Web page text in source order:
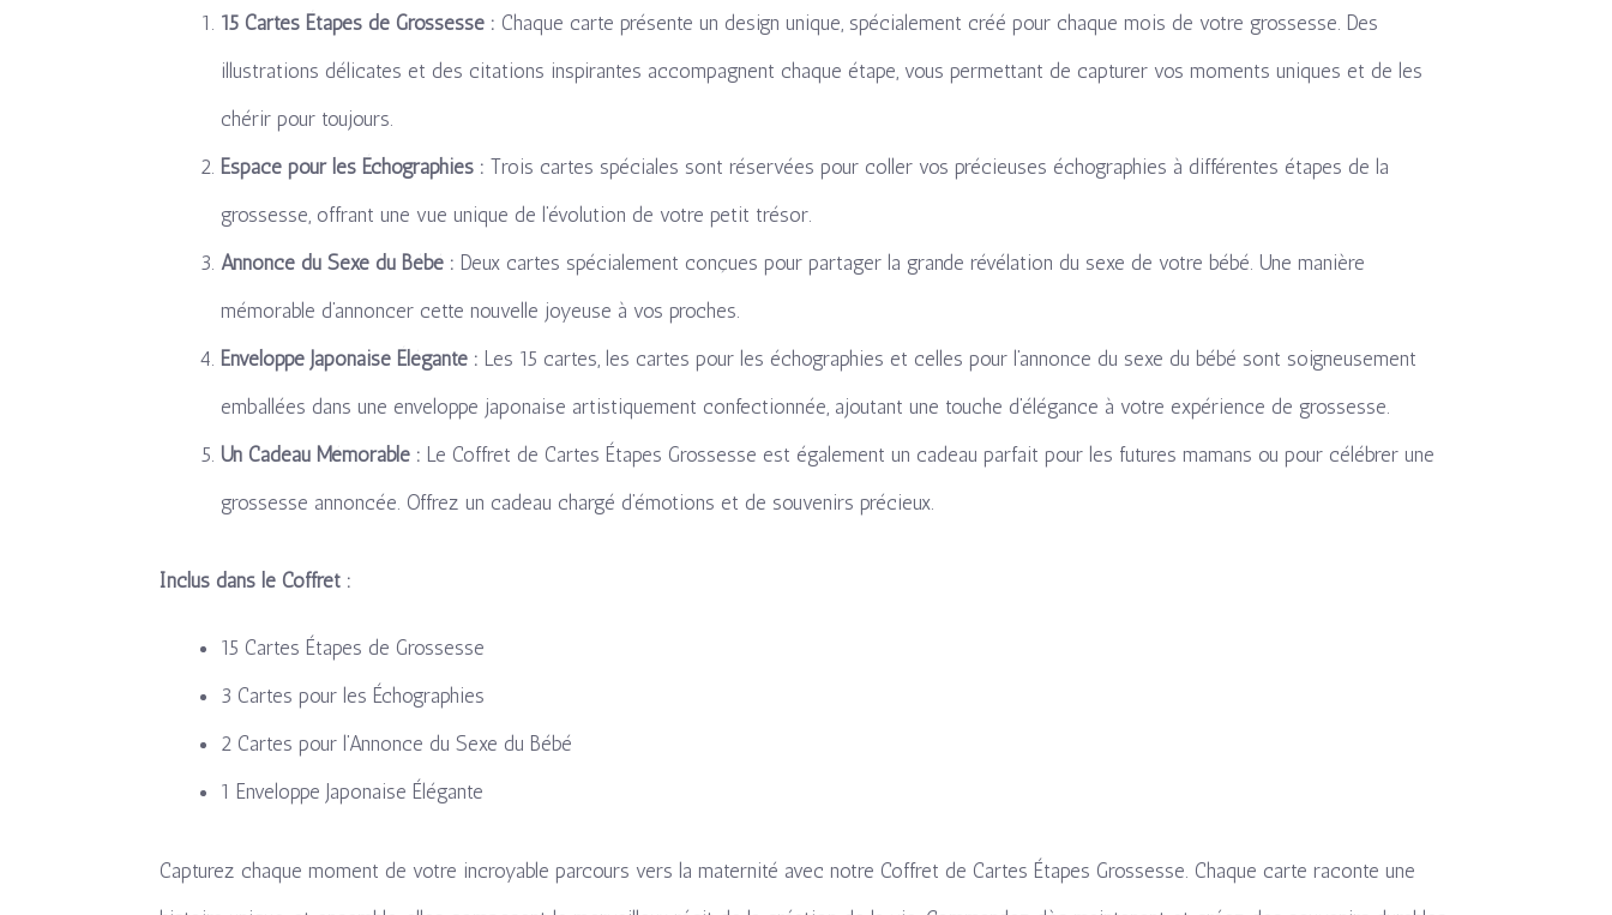
15 Cartes Étapes de Grossesse : Chaque carte présente un design unique, spécialement créé pour chaque mois de votre grossesse. Des
illustrations délicates et des citations inspirantes accompagnent chaque étape, vous permettant de capturer vos moments uniques et de les
chérir pour toujours.
Espace pour les Échographies : Trois cartes spéciales sont réservées pour coller vos précieuses échographies à différentes étapes de la
grossesse, offrant une vue unique de l’évolution de votre petit trésor.
Annonce du Sexe du Bébé : Deux cartes spécialement conçues pour partager la grande révélation du sexe de votre bébé. Une manière
mémorable d’annoncer cette nouvelle joyeuse à vos proches.
Enveloppe Japonaise Élégante : Les 15 cartes, les cartes pour les échographies et celles pour l’annonce du sexe du bébé sont soigneusement
emballées dans une enveloppe japonaise artistiquement confectionnée, ajoutant une touche d’élégance à votre expérience de grossesse.
Un Cadeau Mémorable : Le Coffret de Cartes Étapes Grossesse est également un cadeau parfait pour les futures mamans ou pour célébrer une
grossesse annoncée. Offrez un cadeau chargé d’émotions et de souvenirs précieux.
Inclus dans le Coffret :
15 Cartes Étapes de Grossesse
3 Cartes pour les Échographies
2 Cartes pour l’Annonce du Sexe du Bébé
1 Enveloppe Japonaise Élégante
Capturez chaque moment de votre incroyable parcours vers la maternité avec notre Coffret de Cartes Étapes Grossesse. Chaque carte raconte une